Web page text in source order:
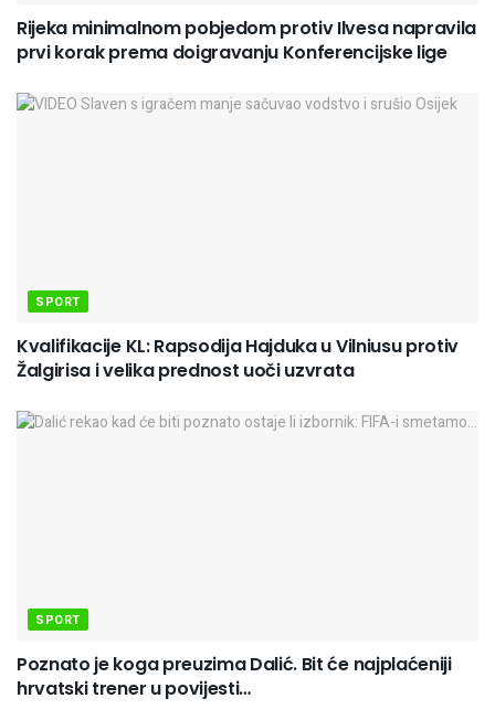
Rijeka minimalnom pobjedom protiv Ilvesa napravila
prvi korak prema doigravanju Konferencijske lige
SPORT
Kvalifikacije KL: Rapsodija Hajduka u Vilniusu protiv
Žalgirisa i velika prednost uoči uzvrata
SPORT
Poznato je koga preuzima Dalić. Bit će najplaćeniji
hrvatski trener u povijesti…